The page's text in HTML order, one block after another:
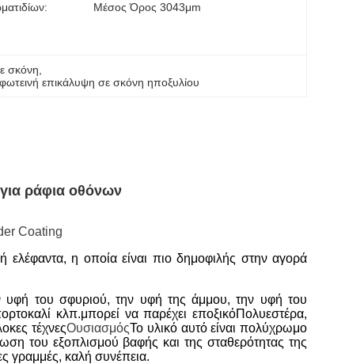
Μέσος Όρος 3043μm
σκόνη
επικάλυψη σε σκόνη ηποξυλίου
ράφια οθόνων
Coating
η οποία είναι πιο δημοφιλής στην αγορά
υφή του σφυριού, την υφή της άμμου, την υφή του
κλπ.μπορεί να παρέχει εποξικόΠολυεστέρα,
τέχνεςΟυσιασμόςΤο υλικό αυτό είναι πολύχρωμο
του εξοπλισμού βαφής και της σταθερότητας της
γραμμές, καλή συνέπεια.